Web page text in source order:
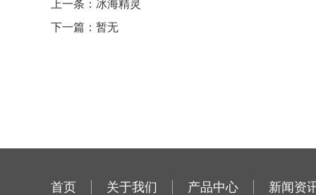
上一条：冰海精灵
下一篇：暂无
首页 关于我们 产品中心 新闻资